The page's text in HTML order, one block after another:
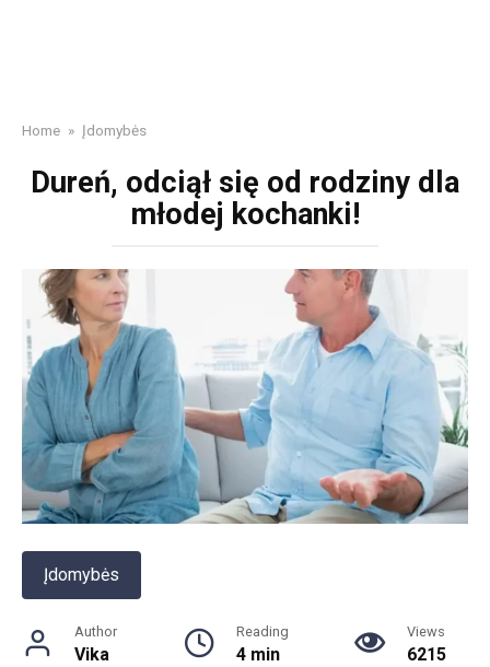
Home » Įdomybės
Dureń, odciął się od rodziny dla
młodej kochanki!
Įdomybės
Author
Vika
Reading
4 min
Views
6215